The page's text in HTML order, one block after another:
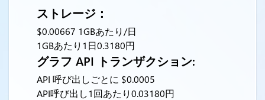
ストレージ：
$0.00667 1GBあたり/日
1GBあたり1日0.3180円
グラフ API トランザクション:
API 呼び出しごとに $0.0005
API呼び出し1回あたり0.03180円